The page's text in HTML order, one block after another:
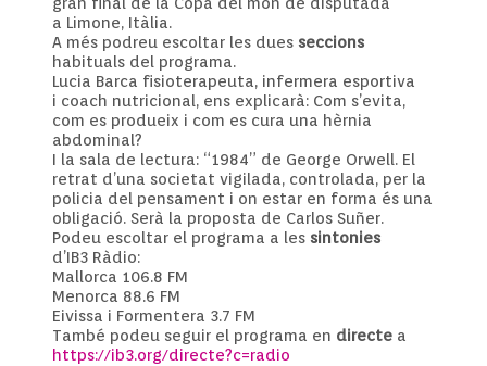
a Limone, Itàlia.
A més podreu escoltar les dues seccions
habituals del programa.
Lucia Barca fisioterapeuta, infermera esportiva
i coach nutricional, ens explicarà: Com s’evita,
com es produeix i com es cura una hèrnia
abdominal?
I la sala de lectura: “1984” de George Orwell. El
retrat d’una societat vigilada, controlada, per la
policia del pensament i on estar en forma és una
obligació. Serà la proposta de Carlos Suñer.
Podeu escoltar el programa a les sintonies
d’IB3 Ràdio:
Mallorca 106.8 FM
Menorca 88.6 FM
Eivissa i Formentera 3.7 FM
També podeu seguir el programa en directe a
https://ib3.org/directe?c=radio